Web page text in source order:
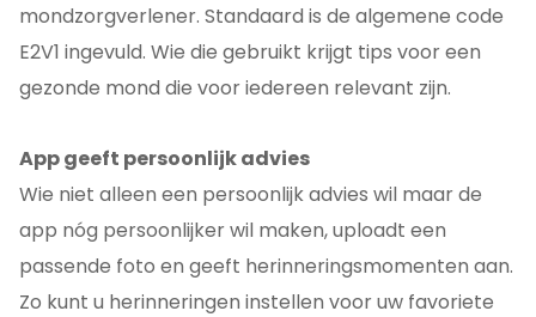
mondzorgverlener. Standaard is de algemene code
E2V1 ingevuld. Wie die gebruikt krijgt tips voor een
gezonde mond die voor iedereen relevant zijn.
App geeft persoonlijk advies
Wie niet alleen een persoonlijk advies wil maar de
app nóg persoonlijker wil maken, uploadt een
passende foto en geeft herinneringsmomenten aan.
Zo kunt u herinneringen instellen voor uw favoriete